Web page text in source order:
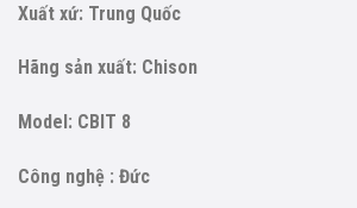
Xuất xứ: Trung Quốc
Hãng sản xuất: Chison
Model: CBIT 8
Công nghệ : Đức